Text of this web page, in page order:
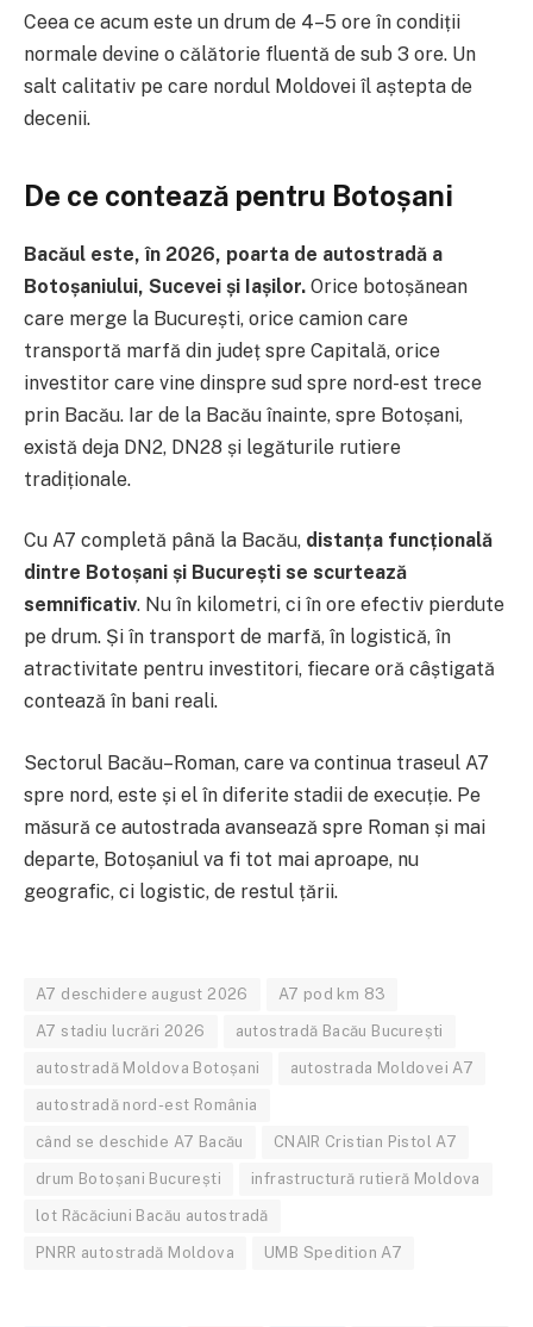
Ceea ce acum este un drum de 4–5 ore în condiții
normale devine o călătorie fluentă de sub 3 ore. Un
salt calitativ pe care nordul Moldovei îl aștepta de
decenii.
De ce contează pentru Botoșani
Bacăul este, în 2026, poarta de autostradă a
Botoșaniului, Sucevei și Iașilor. Orice botoșănean
care merge la București, orice camion care
transportă marfă din județ spre Capitală, orice
investitor care vine dinspre sud spre nord-est trece
prin Bacău. Iar de la Bacău înainte, spre Botoșani,
există deja DN2, DN28 și legăturile rutiere
tradiționale.
Cu A7 completă până la Bacău, distanța funcțională
dintre Botoșani și București se scurtează
semnificativ. Nu în kilometri, ci în ore efectiv pierdute
pe drum. Și în transport de marfă, în logistică, în
atractivitate pentru investitori, fiecare oră câștigată
contează în bani reali.
Sectorul Bacău–Roman, care va continua traseul A7
spre nord, este și el în diferite stadii de execuție. Pe
măsură ce autostrada avansează spre Roman și mai
departe, Botoșaniul va fi tot mai aproape, nu
geografic, ci logistic, de restul țării.
A7 deschidere august 2026 A7 pod km 83
A7 stadiu lucrări 2026 autostradă Bacău București
autostradă Moldova Botoșani autostrada Moldovei A7
autostradă nord-est România
când se deschide A7 Bacău CNAIR Cristian Pistol A7
drum Botoșani București infrastructură rutieră Moldova
lot Răcăciuni Bacău autostradă
PNRR autostradă Moldova UMB Spedition A7